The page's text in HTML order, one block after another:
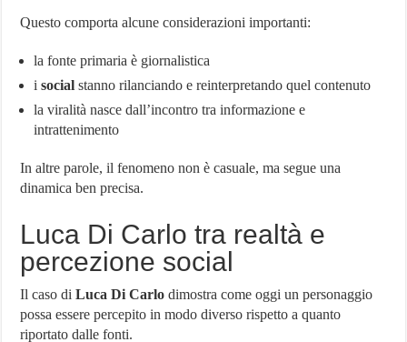
Questo comporta alcune considerazioni importanti:
la fonte primaria è giornalistica
isocial stanno rilanciando e reinterpretando quel contenuto
la viralità nasce dall’incontro tra informazione e
intrattenimento
In altre parole, il fenomeno non è casuale, ma segue una
dinamica ben precisa.
Luca Di Carlo tra realtà e
percezione social
Il caso diLuca Di Carlo dimostra come oggi un personaggio
possa essere percepito in modo diverso rispetto a quanto
riportato dalle fonti.